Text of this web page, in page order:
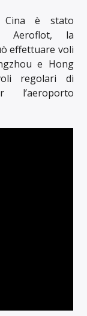
è stato
Aeroflot, la
effettuare voli
e Hong
regolari di
l’aeroporto